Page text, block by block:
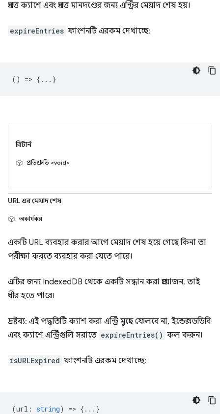
প্রদত্ত ক্যাশে এবং প্রদত্ত মানদণ্ডের জন্য এন্ট্রির মেয়াদ শেষ হয়।
expireEntries ফাংশনটি এরকম দেখাচ্ছে:
() => {...}
রিটার্ন
প্রতিশ্রুতি <void>
URL এর মেয়াদ শেষ
অকার্যকর
একটি URL ব্যবহার করার আগে মেয়াদ শেষ হয়ে গেছে কিনা তা
পরীক্ষা করতে ব্যবহার করা যেতে পারে।
এটির জন্য IndexedDB থেকে একটি সন্ধান করা প্রয়োজন, তাই
ধীর হতে পারে।
দ্রষ্টব্য: এই পদ্ধতিটি ক্যাশ করা এন্ট্রি মুছে ফেলবে না, ইন্ডেক্সডডিবি
এবং ক্যাশে এন্ট্রিগুলি সরাতে expireEntries() কল করুন।
isURLExpired ফাংশনটি এরকম দেখাচ্ছে:
(url : string) => {...}